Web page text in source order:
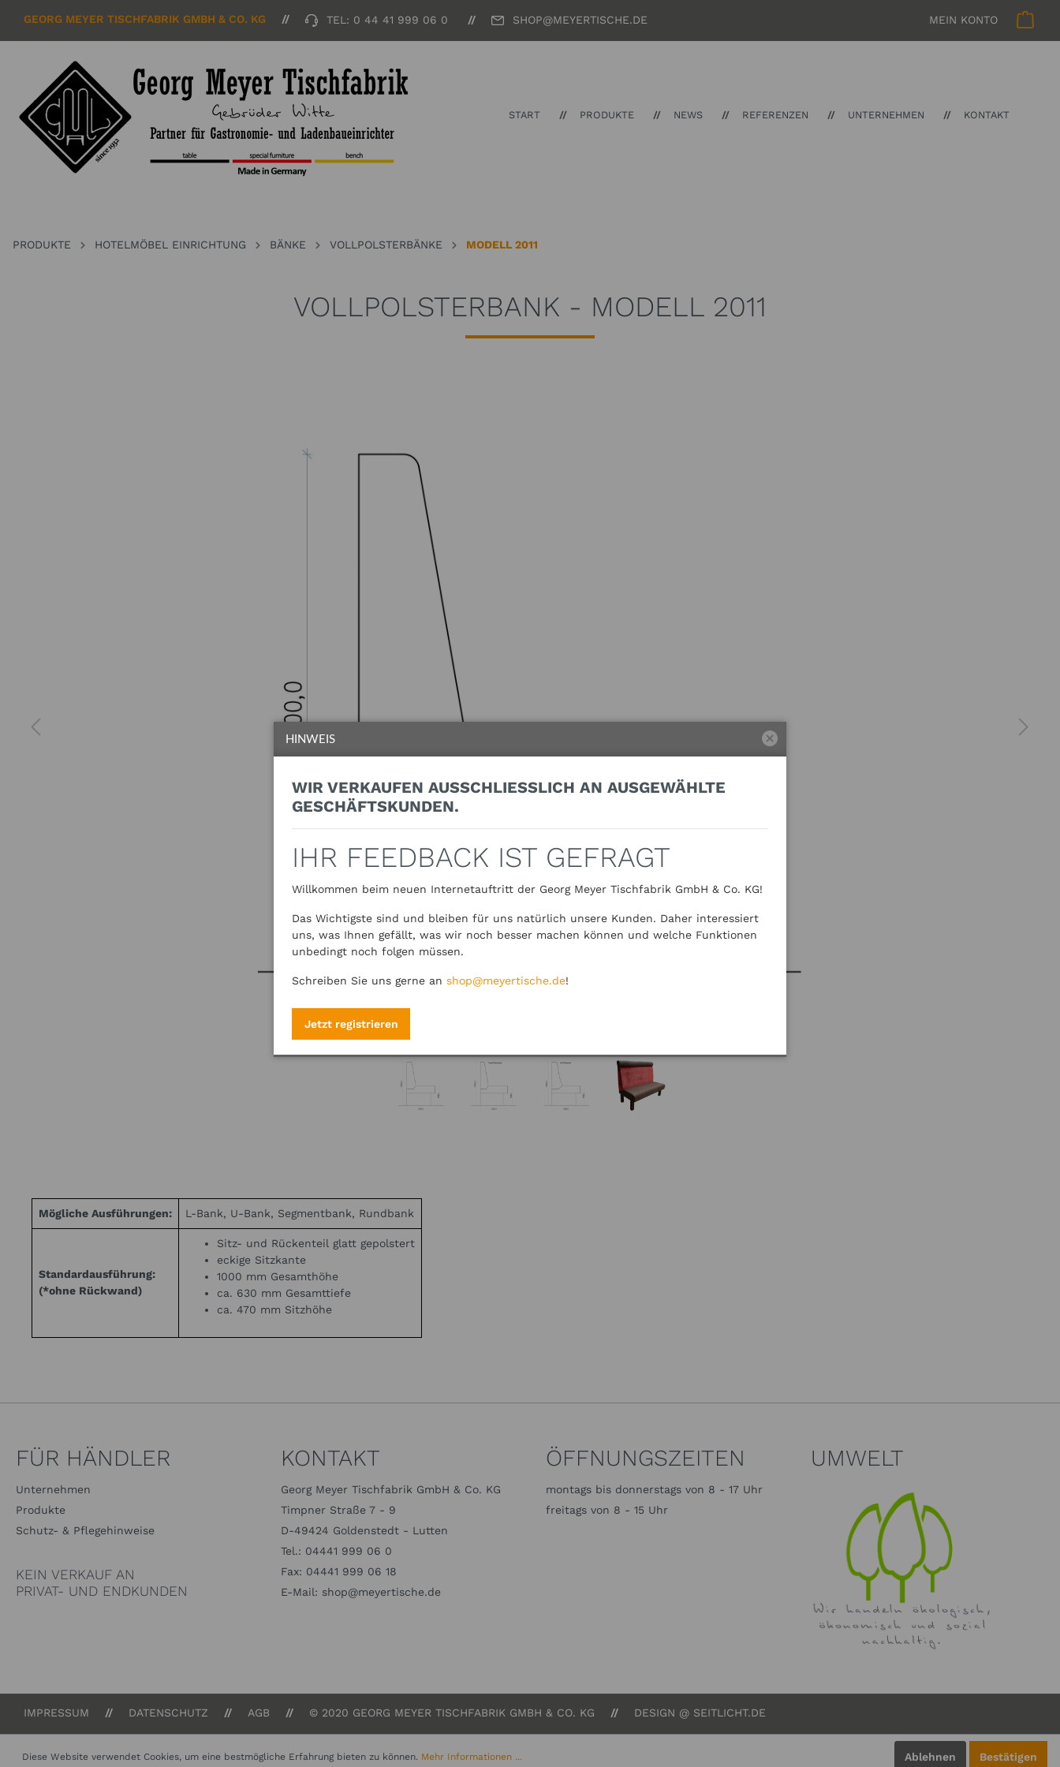
GEORG MEYER TISCHFABRIK GMBH & CO. KG TEL: 0 44 41 999 06 0 SHOP@MEYERTISCHE.DE MEIN KONTO
START PRODUKTE NEWS REFERENZEN UNTERNEHMEN KONTAKT
PRODUKTE HOTELMÖBEL EINRICHTUNG BÄNKE VOLLPOLSTERBÄNKE MODELL 2011
VOLLPOLSTERBANK - MODELL 2011
Mögliche Ausführungen: L-Bank, U-Bank, Segmentbank, Rundbank
Standardausführung:
(*ohne Rückwand)
Sitz- und Rückenteil glatt gepolstert
eckige Sitzkante
1000 mm Gesamthöhe
ca. 630 mm Gesamttiefe
ca. 470 mm Sitzhöhe
FÜR HÄNDLER
Unternehmen
Produkte
Schutz- & Pflegehinweise
KEIN VERKAUF AN
PRIVAT- UND ENDKUNDEN
KONTAKT
Georg Meyer Tischfabrik GmbH & Co. KG
Timpner Straße 7 - 9
D-49424 Goldenstedt - Lutten
Tel.: 04441 999 06 0
Fax: 04441 999 06 18
E-Mail: shop@meyertische.de
ÖFFNUNGSZEITEN
montags bis donnerstags von 8 - 17 Uhr
freitags von 8 - 15 Uhr
UMWELT
IMPRESSUM DATENSCHUTZ AGB © 2020 GEORG MEYER TISCHFABRIK GMBH & CO. KG DESIGN @ SEITLICHT.DE
Diese Website verwendet Cookies, um eine bestmögliche Erfahrung bieten zu können. Mehr Informationen ... Ablehnen Bestätigen
HINWEIS
WIR VERKAUFEN AUSSCHLIESSLICH AN AUSGEWÄHLTE G
ESCHÄFTSKUNDEN.
IHR FEEDBACK IST GEFRAGT
Willkommen beim neuen Internetauftritt der Georg Meyer Tischfabrik GmbH & Co. KG!
Das Wichtigste sind und bleiben für uns natürlich unsere Kunden. Daher interessiert
uns, was Ihnen gefällt, was wir noch besser machen können und welche Funktionen
unbedingt noch folgen müssen.
Schreiben Sie uns gerne an shop@meyertische.de!
Jetzt registrieren